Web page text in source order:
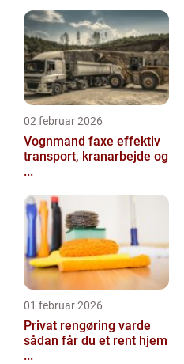
02 februar 2026
Vognmand faxe effektiv
transport, kranarbejde og
...
01 februar 2026
Privat rengøring varde
sådan får du et rent hjem
...